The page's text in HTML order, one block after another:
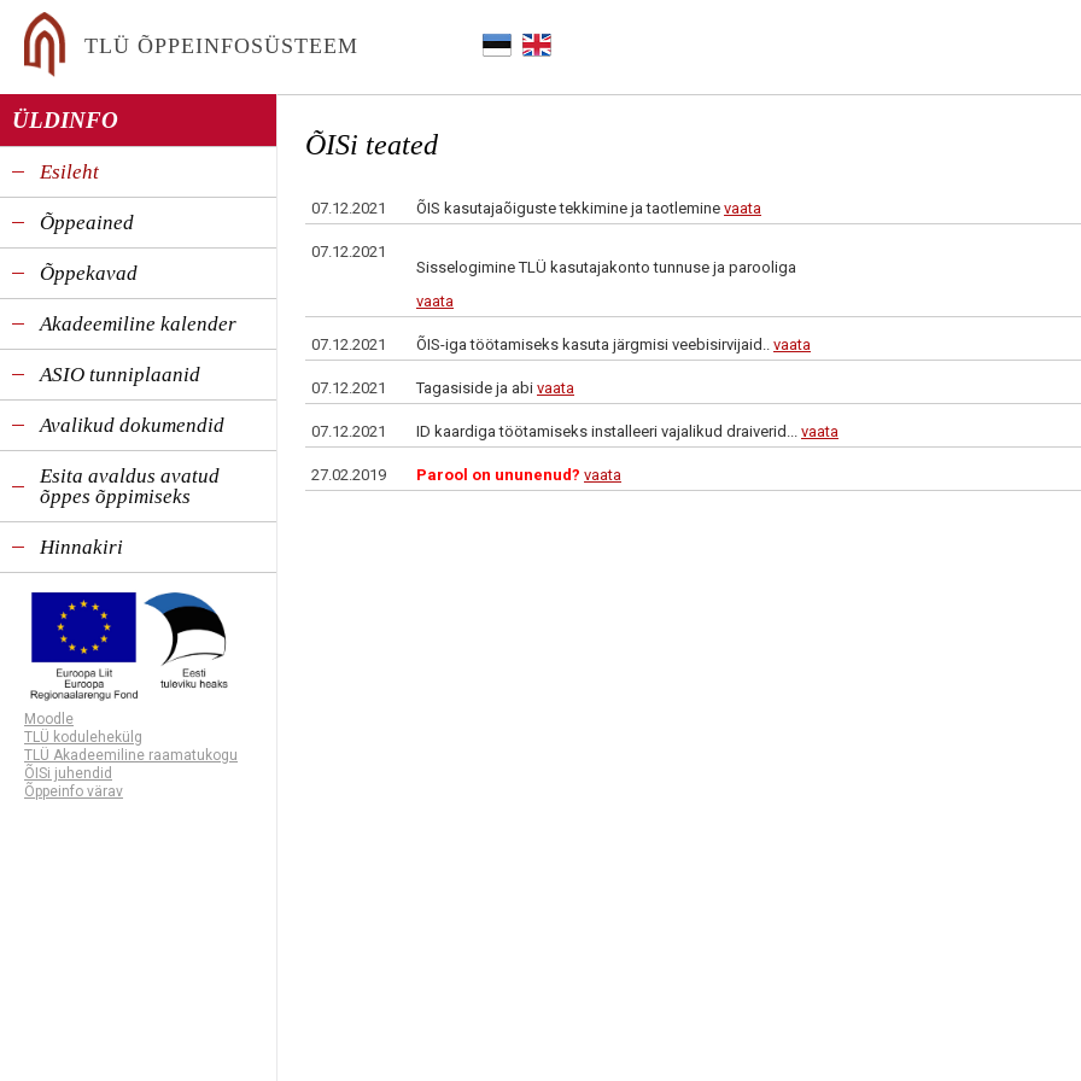
TLÜ ÕPPEINFOSÜSTEEM
ÜLDINFO
Esileht
Õppeained
Õppekavad
Akadeemiline kalender
ASIO tunniplaanid
Avalikud dokumendid
Esita avaldus avatud
õppes õppimiseks
Hinnakiri
Moodle
TLÜ kodulehekülg
TLÜ Akadeemiline raamatukogu
ÕISi juhendid
Õppeinfo värav
ÕISi teated
07.12.2021 ÕIS kasutajaõiguste tekkimine ja taotlemine vaata
07.12.2021
Sisselogimine TLÜ kasutajakonto tunnuse ja parooliga
vaata
07.12.2021 ÕIS-iga töötamiseks kasuta järgmisi veebisirvijaid.. vaata
07.12.2021 Tagasiside ja abi vaata
07.12.2021 ID kaardiga töötamiseks installeeri vajalikud draiverid... vaata
27.02.2019 Parool on ununenud? vaata